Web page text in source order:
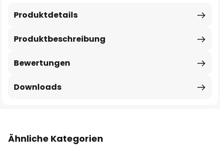
Produktbeschreibung
Produktdetails
Bewertungen
Downloads
Ähnliche Kategorien